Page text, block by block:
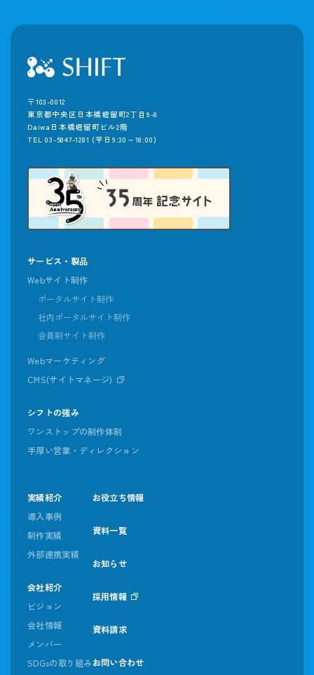
〒103-0012
東京都中央区日本橋堀留町2丁目9-8
Daiwa日本橋堀留町ビル2階
TEL 03-5847-1281 (平日9:30～18:00)
サービス・製品
Webサイト制作
ポータルサイト制作
社内ポータルサイト制作
会員制サイト制作
Webマーケティング
CMS(サイトマネージ)
シフトの強み
ワンストップの制作体制
手厚い営業・ディレクション
実績紹介
導入事例
制作実績
外部連携実績
会社紹介
ビジョン
会社情報
メンバー
SDGsの取り組み
お役立ち情報
資料一覧
お知らせ
採用情報
資料請求
お問い合わせ